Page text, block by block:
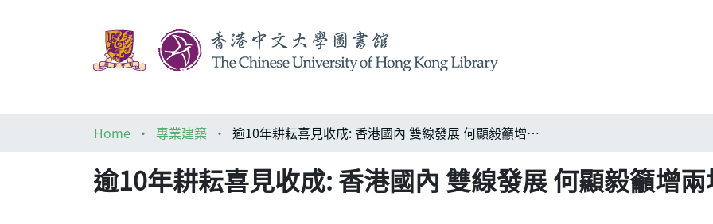
Home
專業建築 逾10年耕耘喜見收成: 香港國內 雙線發展 何顯毅籲增兩地交流
逾10年耕耘喜見收成: 香港國內 雙線發展 何顯毅籲增